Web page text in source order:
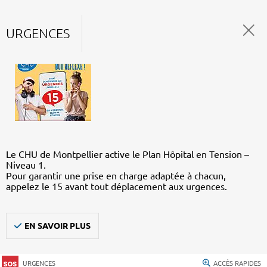
URGENCES
Le CHU de Montpellier active le Plan Hôpital en Tension –
Niveau 1.
Pour garantir une prise en charge adaptée à chacun,
appelez le 15 avant tout déplacement aux urgences.
EN SAVOIR PLUS
URGENCES ACCÈS RAPIDES